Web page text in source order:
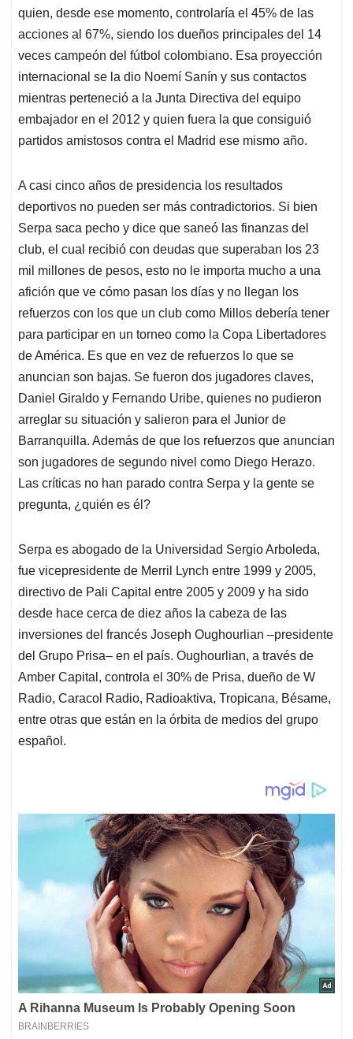
quien, desde ese momento, controlaría el 45% de las
acciones al 67%, siendo los dueños principales del 14
veces campeón del fútbol colombiano. Esa proyección
internacional se la dio Noemí Sanín y sus contactos
mientras perteneció a la Junta Directiva del equipo
embajador en el 2012 y quien fuera la que consiguió
partidos amistosos contra el Madrid ese mismo año.
A casi cinco años de presidencia los resultados
deportivos no pueden ser más contradictorios. Si bien
Serpa saca pecho y dice que saneó las finanzas del
club, el cual recibió con deudas que superaban los 23
mil millones de pesos, esto no le importa mucho a una
afición que ve cómo pasan los días y no llegan los
refuerzos con los que un club como Millos debería tener
para participar en un torneo como la Copa Libertadores
de América. Es que en vez de refuerzos lo que se
anuncian son bajas. Se fueron dos jugadores claves,
Daniel Giraldo y Fernando Uribe, quienes no pudieron
arreglar su situación y salieron para el Junior de
Barranquilla. Además de que los refuerzos que anuncian
son jugadores de segundo nivel como Diego Herazo.
Las críticas no han parado contra Serpa y la gente se
pregunta, ¿quién es él?
Serpa es abogado de la Universidad Sergio Arboleda,
fue vicepresidente de Merril Lynch entre 1999 y 2005,
directivo de Pali Capital entre 2005 y 2009 y ha sido
desde hace cerca de diez años la cabeza de las
inversiones del francés Joseph Oughourlian –presidente
del Grupo Prisa– en el país. Oughourlian, a través de
Amber Capital, controla el 30% de Prisa, dueño de W
Radio, Caracol Radio, Radioaktiva, Tropicana, Bésame,
entre otras que están en la órbita de medios del grupo
español.